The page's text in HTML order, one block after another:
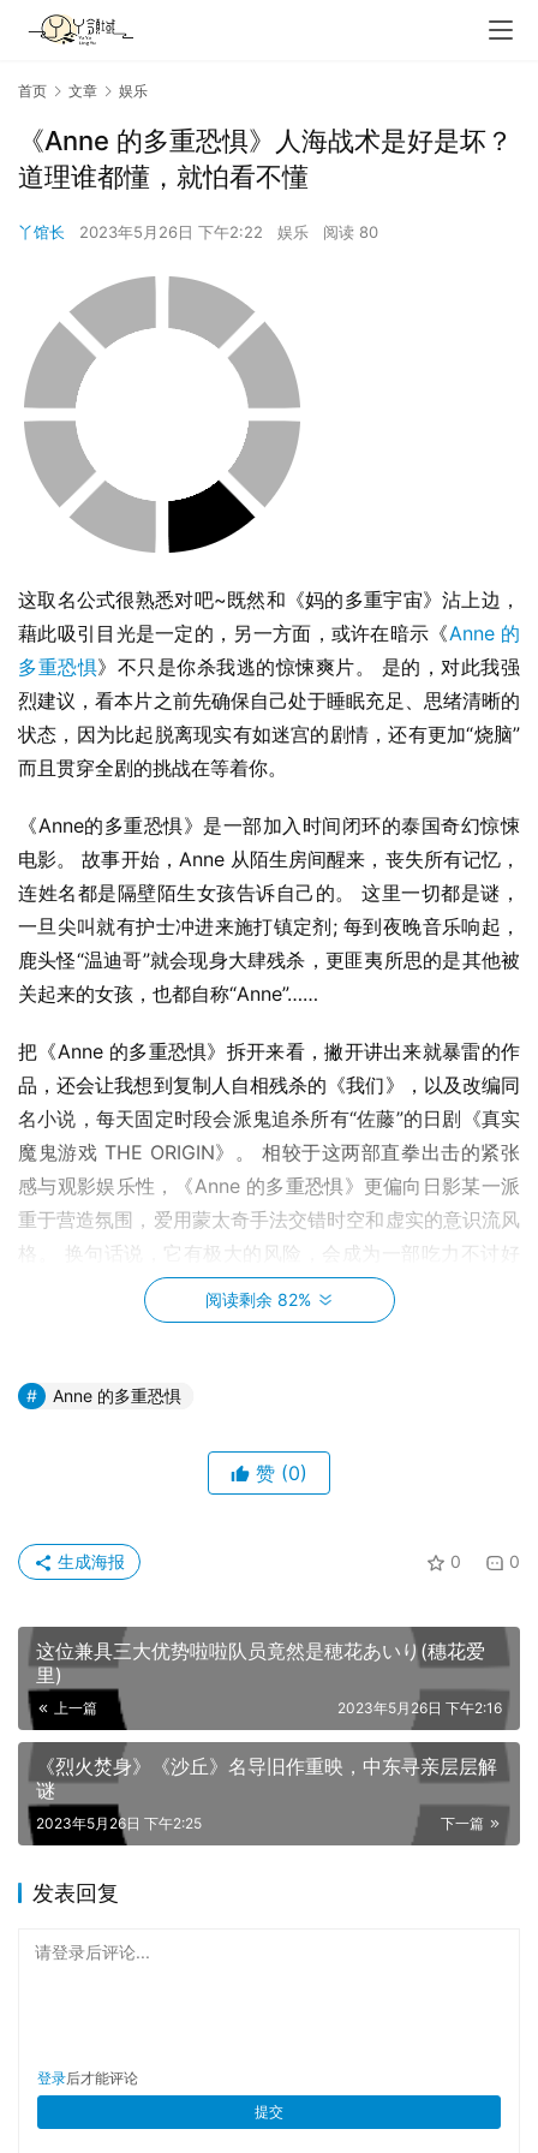
首页 文章 娱乐
《Anne 的多重恐惧》人海战术是好是坏？
道理谁都懂，就怕看不懂
丫馆长 2023年5月26日 下午2:22 娱乐 阅读 80
这取名公式很熟悉对吧~既然和《妈的多重宇宙》沾上边，
藉此吸引目光是一定的，另一方面，或许在暗示《Anne 的
多重恐惧》不只是你杀我逃的惊悚爽片。 是的，对此我强
烈建议，看本片之前先确保自己处于睡眠充足、思绪清晰的
状态，因为比起脱离现实有如迷宫的剧情，还有更加“烧脑”
而且贯穿全剧的挑战在等着你。
《Anne的多重恐惧》是一部加入时间闭环的泰国奇幻惊悚
电影。 故事开始，Anne 从陌生房间醒来，丧失所有记忆，
连姓名都是隔壁陌生女孩告诉自己的。 这里一切都是谜，
一旦尖叫就有护士冲进来施打镇定剂; 每到夜晚音乐响起，
鹿头怪“温迪哥”就会现身大肆残杀，更匪夷所思的是其他被
关起来的女孩，也都自称“Anne”……
把《Anne 的多重恐惧》拆开来看，撇开讲出来就暴雷的作
品，还会让我想到复制人自相残杀的《我们》，以及改编同
名小说，每天固定时段会派鬼追杀所有“佐藤”的日剧《真实
魔鬼游戏 THE ORIGIN》。 相较于这两部直拳出击的紧张
感与观影娱乐性，《Anne 的多重恐惧》更偏向日影某一派
重于营造氛围，爱用蒙太奇手法交错时空和虚实的意识流风
格。 换句话说，它有极大的风险，会成为一部吃力不讨好
你是谁？ 我是谁？ 她又是谁？
首先，看电影记不住每个角色名是常有的事，《Anne 的多
重恐惧》只有一个名字自然不用担心，但是有另一个更难
片中集结近期火红的泰国女星，包含《模犯生》女主角茱蒂
阅读剩余 82%
Anne 的多重恐惧
赞 (0)
0 0
生成海报
这位兼具三大优势啦啦队员竟然是穂花あいり(穗花爱
里)
上一篇 2023年5月26日 下午2:16
《烈火焚身》《沙丘》名导旧作重映，中东寻亲层层解
谜
下一篇
2023年5月26日 下午2:25
发表回复
请登录后评论...
登录后才能评论
提交